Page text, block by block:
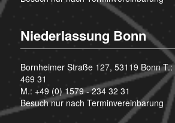
Niederlassung Bonn
Bornheimer Straße 127, 53119 Bonn T.:
469 31
M.: +49 (0) 1579 - 234 32 31
Besuch nur nach Terminvereinbarung